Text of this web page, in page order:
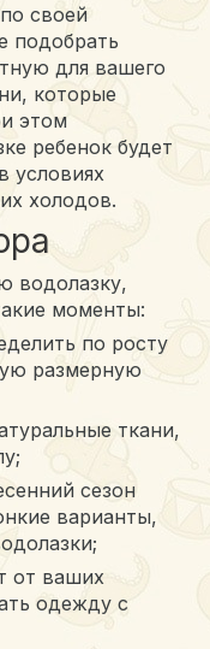
своей
подобрать
для вашего
которые
этом
ребенок будет
условиях
холодов.
водолазку,
моменты:
по росту
размерную
ткани,
сезон
варианты,
от ваших
одежду с